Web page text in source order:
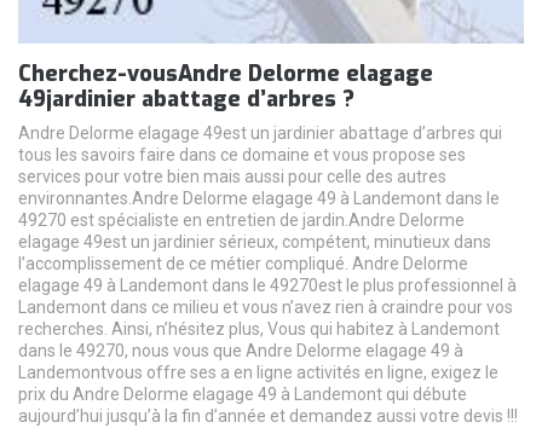
Cherchez-vousAndre Delorme elagage
49jardinier abattage d’arbres ?
Andre Delorme elagage 49est un jardinier abattage d’arbres qui
tous les savoirs faire dans ce domaine et vous propose ses
services pour votre bien mais aussi pour celle des autres
environnantes.Andre Delorme elagage 49 à Landemont dans le
49270 est spécialiste en entretien de jardin.Andre Delorme
elagage 49est un jardinier sérieux, compétent, minutieux dans
l’accomplissement de ce métier compliqué. Andre Delorme
elagage 49 à Landemont dans le 49270est le plus professionnel à
Landemont dans ce milieu et vous n’avez rien à craindre pour vos
recherches. Ainsi, n’hésitez plus, Vous qui habitez à Landemont
dans le 49270, nous vous que Andre Delorme elagage 49 à
Landemontvous offre ses a en ligne activités en ligne, exigez le
prix du Andre Delorme elagage 49 à Landemont qui débute
aujourd’hui jusqu’à la fin d’année et demandez aussi votre devis !!!